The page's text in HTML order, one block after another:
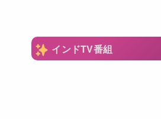
インドTV番組